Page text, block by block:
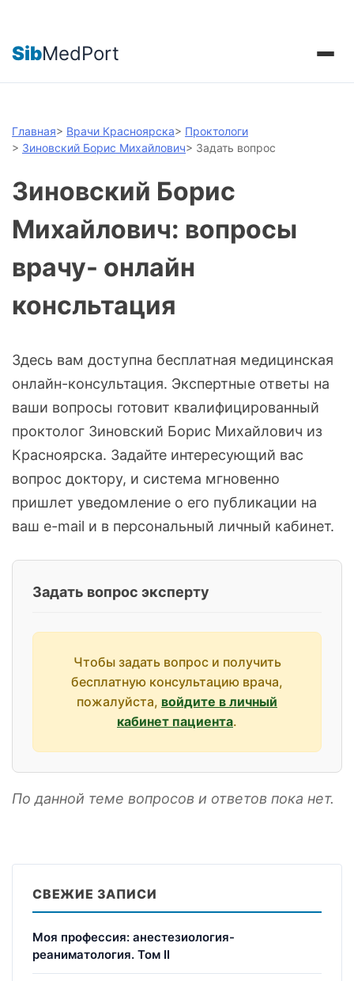
SibMedPort
Главная> Врачи Красноярска> Проктологи
> Зиновский Борис Михайлович> Задать вопрос
Зиновский Борис
Михайлович: вопросы
врачу- онлайн
консльтация
Здесь вам доступна бесплатная медицинская
онлайн-консультация. Экспертные ответы на
ваши вопросы готовит квалифицированный
проктолог Зиновский Борис Михайлович из
Красноярска. Задайте интересующий вас
вопрос доктору, и система мгновенно
пришлет уведомление о его публикации на
ваш e-mail и в персональный личный кабинет.
Задать вопрос эксперту
Чтобы задать вопрос и получить
бесплатную консультацию врача,
пожалуйста, войдите в личный
кабинет пациента.
По данной теме вопросов и ответов пока нет.
СВЕЖИЕ ЗАПИСИ
Моя профессия: анестезиология-
реаниматология. Том II